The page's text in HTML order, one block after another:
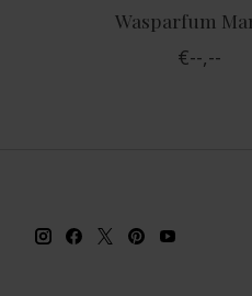
Wasparfum
€--,--